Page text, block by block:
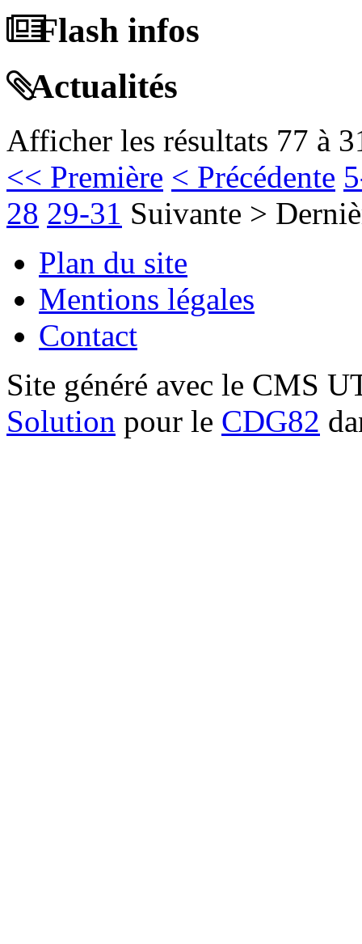
Flash infos
Actualités
Afficher les résultats 77 à
<< Première < Précédente
28 29-31 Suivante >
Plan du site
Mentions légales
Contact
Site généré avec le CMS
Solution pour le CDG82